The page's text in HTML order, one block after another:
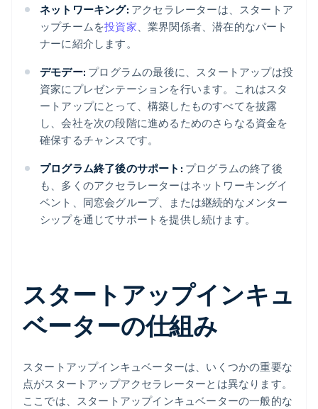
ネットワーキング: アクセラレーターは、スタートア
ップチームを投資家、業界関係者、潜在的なパート
ナーに紹介します。
デモデー: プログラムの最後に、スタートアップは投
資家にプレゼンテーションを行います。これはスタ
ートアップにとって、構築したものすべてを披露
し、会社を次の段階に進めるためのさらなる資金を
確保するチャンスです。
プログラム終了後のサポート: プログラムの終了後
も、多くのアクセラレーターはネットワーキングイ
ベント、同窓会グループ、または継続的なメンター
シップを通じてサポートを提供し続けます。
スタートアップインキュ
ベーターの仕組み
スタートアップインキュベーターは、いくつかの重要な
点がスタートアップアクセラレーターとは異なります。
ここでは、スタートアップインキュベーターの一般的な